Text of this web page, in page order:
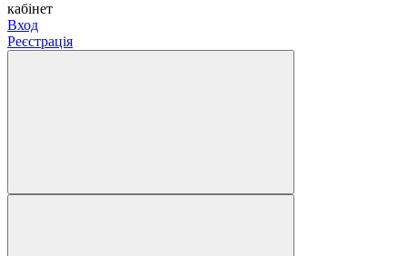
кабінет
Вход
Реєстрація